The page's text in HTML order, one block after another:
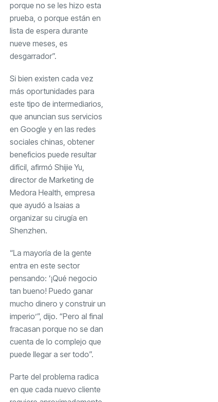
porque no se les hizo esta
prueba, o porque están en
lista de espera durante
nueve meses, es
desgarrador”.
Si bien existen cada vez
más oportunidades para
este tipo de intermediarios,
que anuncian sus servicios
en Google y en las redes
sociales chinas, obtener
beneficios puede resultar
difícil, afirmó Shijie Yu,
director de Marketing de
Medora Health, empresa
que ayudó a Isaias a
organizar su cirugía en
Shenzhen.
“La mayoría de la gente
entra en este sector
pensando: ‘¡Qué negocio
tan bueno! Puedo ganar
mucho dinero y construir un
imperio’”, dijo. “Pero al final
fracasan porque no se dan
cuenta de lo complejo que
puede llegar a ser todo”.
Parte del problema radica
en que cada nuevo cliente